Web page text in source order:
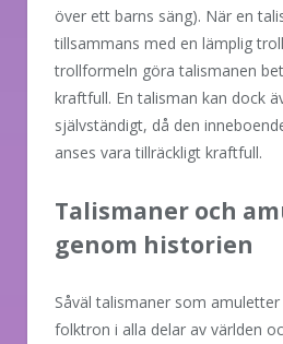
över ett barns säng). När en
tillsammans med en lämplig
trollformeln göra talismanen
kraftfull. En talisman kan dock
självständigt, då den
anses vara tillräckligt kraftfull.
Talismaner och
genom historien
Såväl talismaner som
folktron i alla delar av världen